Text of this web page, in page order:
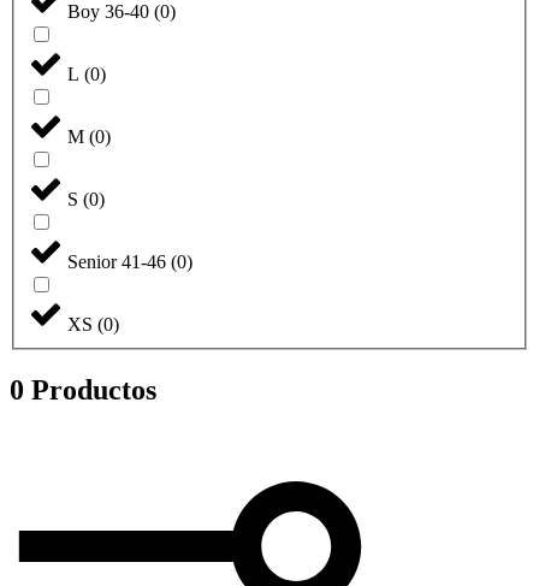
Boy 36-40 (0)
L (0)
M (0)
S (0)
Senior 41-46 (0)
XS (0)
0 Productos